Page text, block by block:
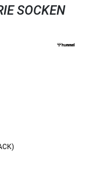
SOCKEN